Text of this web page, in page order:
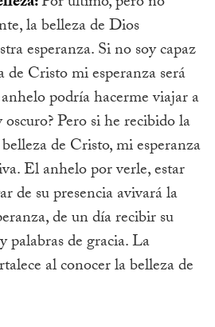
la belleza de Dios
esperanza. Si no soy capaz
de Cristo mi esperanza será
podría hacerme viajar a
Pero si he recibido la
de Cristo, mi esperanza
El anhelo por verle, estar
de su presencia avivará la
de un día recibir su
palabras de gracia. La
al conocer la belleza de